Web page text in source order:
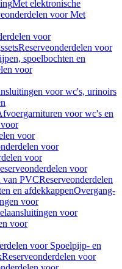
Met elektronische
voor Met
voor
Reserveonderdelen voor
spoelbochten en
voor
voor wc's, urinoirs
voor wc's en
voor
voor
voor
voor
van PVCReserveonderdelen
en afdekkappenOvergang-
voor
voor
voor
voor Spoelpijp- en
Reserveonderdelen voor